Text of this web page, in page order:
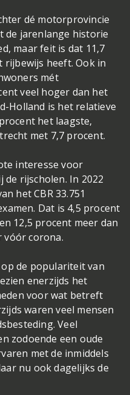
dé motorprovincie
de jarenlange historie
maar feit is dat 11,7
rijbewijs heeft. Ook in
mét
veel hoger dan het
Holland is het relatieve
het laagste,
met 7,7 procent.
interesse voor
rijscholen. In 2022
het CBR 33.751
Dat is 4,5 procent
12,5 procent meer dan
vóór corona.
de populariteit van
enerzijds het
voor wat betreft
waren veel mensen
Veel
zodoende een oude
met de inmiddels
nu ook dagelijks de